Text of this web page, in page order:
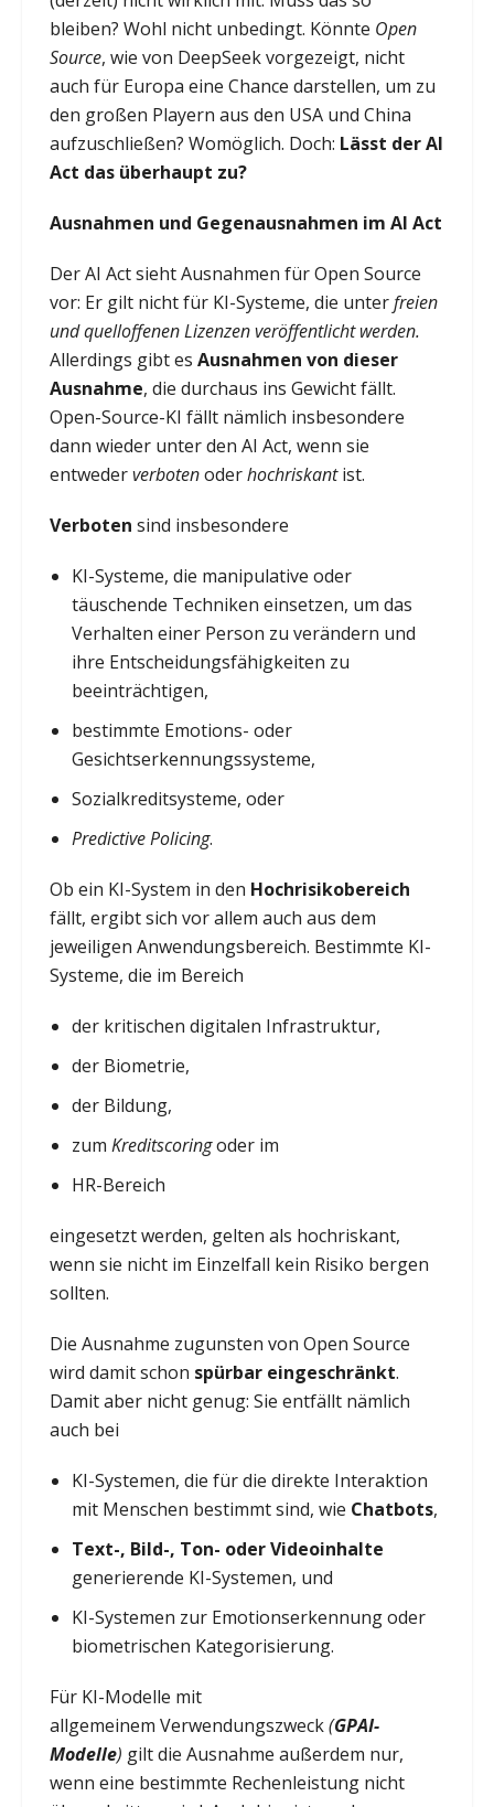
bleiben? Wohl nicht unbedingt. Könnte Open
Source, wie von DeepSeek vorgezeigt, nicht
auch für Europa eine Chance darstellen, um zu
den großen Playern aus den USA und China
aufzuschließen? Womöglich. Doch: Lässt der AI
Act das überhaupt zu?
Ausnahmen und Gegenausnahmen im AI Act
Der AI Act sieht Ausnahmen für Open Source
vor: Er gilt nicht für KI-Systeme, die unterfreien
und quelloffenen Lizenzen veröffentlicht werden.
Allerdings gibt es Ausnahmen von dieser
Ausnahme, die durchaus ins Gewicht fällt.
Open-Source-KI fällt nämlich insbesondere
dann wieder unter den AI Act, wenn sie
entwederverbotenoderhochriskantist.
Verboten sind insbesondere
KI-Systeme, die manipulative oder
täuschende Techniken einsetzen, um das
Verhalten einer Person zu verändern und
ihre Entscheidungsfähigkeiten zu
beeinträchtigen,
bestimmte Emotions- oder
Gesichtserkennungssysteme,
Sozialkreditsysteme, oder
Predictive Policing.
Ob ein KI-System in den Hochrisikobereich
fällt, ergibt sich vor allem auch aus dem
jeweiligen Anwendungsbereich. Bestimmte KI-
Systeme, die im Bereich
der kritischen digitalen Infrastruktur,
der Biometrie,
der Bildung,
zum Kreditscoringoder im
HR-Bereich
eingesetzt werden, gelten als hochriskant,
wenn sie nicht im Einzelfall kein Risiko bergen
sollten.
Die Ausnahme zugunsten von Open Source
wird damit schon spürbar eingeschränkt.
Damit aber nicht genug: Sie entfällt nämlich
auch bei
KI-Systemen, die für die direkte Interaktion
mit Menschen bestimmt sind, wie Chatbots,
Text-, Bild-, Ton- oder Videoinhalte
generierende KI-Systemen, und
KI-Systemen zur Emotionserkennung oder
biometrischen Kategorisierung.
Für KI-Modelle mit
allgemeinem Verwendungszweck(GPAI-
Modelle) gilt die Ausnahme außerdem nur,
wenn eine bestimmte Rechenleistung nicht